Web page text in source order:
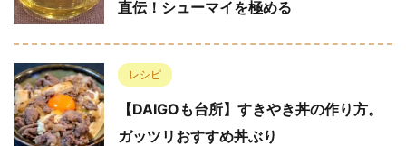
直伝！シューマイを極める
レシピ
【DAIGOも台所】すきやき丼の作り方。
ガッツリおすすめ丼ぶり